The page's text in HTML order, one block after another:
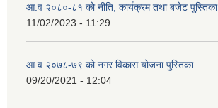
आ.व २०८०-८१ को नीति, कार्यक्रम तथा बजेट पुस्तिका
11/02/2023 - 11:29
आ.व २०७८-७९ को नगर विकास योजना पुस्तिका
09/20/2021 - 12:04